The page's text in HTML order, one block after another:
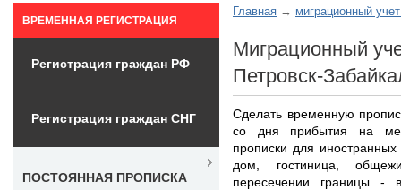
Главная миграционный
Миграционный
Петровск-
Сделать временную
со дня прибытия на
прописки для
дом, гостиница,
пересечении границы
ВРЕМЕННАЯ РЕГИСТРАЦИЯ
Регистрация граждан РФ
Регистрация граждан СНГ
ПОСТОЯННАЯ ПРОПИСКА